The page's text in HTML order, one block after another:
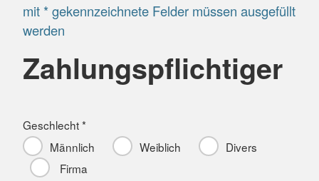
mit * gekennzeichnete Felder müssen ausgefüllt
werden
Zahlungspflichtiger
Geschlecht *
Männlich
Weiblich
Divers
Firma